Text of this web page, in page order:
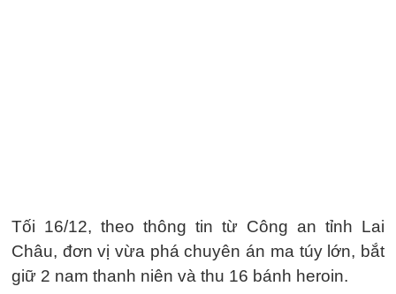
Tối 16/12, theo thông tin từ Công an tỉnh Lai
Châu, đơn vị vừa phá chuyên án ma túy lớn, bắt
giữ 2 nam thanh niên và thu 16 bánh heroin.